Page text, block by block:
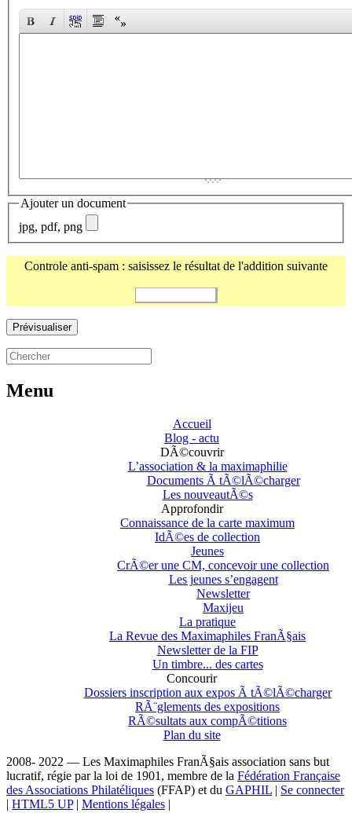
Ajouter un document
jpg, pdf, png
Controle anti-spam : saisissez le résultat de l'addition suivante
Menu
Accueil
Blog - actu
DÃ©couvrir
L’association & la maximaphilie
Documents Ã tÃ©lÃ©charger
Les nouveautÃ©s
Approfondir
Connaissance de la carte maximum
IdÃ©es de collection
Jeunes
CrÃ©er une CM, concevoir une collection
Les jeunes s’engagent
Newsletter
Maxijeu
La pratique
La Revue des Maximaphiles FranÃ§ais
Newsletter de la FIP
Un timbre... des cartes
Concourir
Dossiers inscription aux expos Ã tÃ©lÃ©charger
RÃ¨glements des expositions
RÃ©sultats aux compÃ©titions
Plan du site
2008- 2022 — Les Maximaphiles FranÃ§ais association sans but
lucratif, régie par la loi de 1901, membre de la Fédération Française
des Associations Philatéliques (FFAP) et du GAPHIL | Se connecter
| HTML5 UP| Mentions légales |